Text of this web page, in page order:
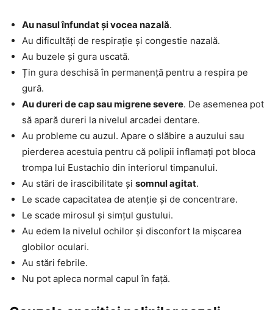
Au nasul înfundat și vocea nazală.
Au dificultăți de respirație și congestie nazală.
Au buzele și gura uscată.
Țin gura deschisă în permanență pentru a respira pe
gură.
Au dureri de cap sau migrene severe. De asemenea pot
să apară dureri la nivelul arcadei dentare.
Au probleme cu auzul. Apare o slăbire a auzului sau
pierderea acestuia pentru că polipii inflamați pot bloca
trompa lui Eustachio din interiorul timpanului.
Au stări de irascibilitate și somnul agitat.
Le scade capacitatea de atenție și de concentrare.
Le scade mirosul și simțul gustului.
Au edem la nivelul ochilor și disconfort la mișcarea
globilor oculari.
Au stări febrile.
Nu pot apleca normal capul în față.